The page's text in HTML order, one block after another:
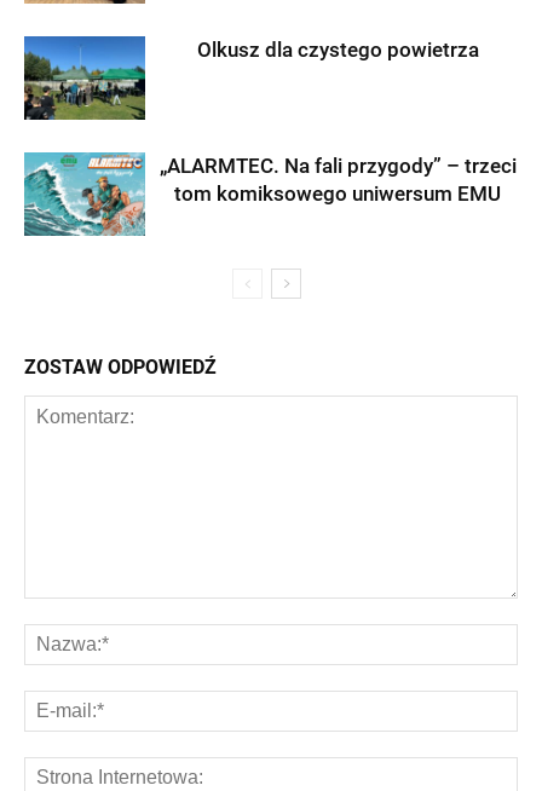
Olkusz dla czystego powietrza
„ALARMTEC. Na fali przygody” – trzeci
tom komiksowego uniwersum EMU
ZOSTAW ODPOWIEDŹ